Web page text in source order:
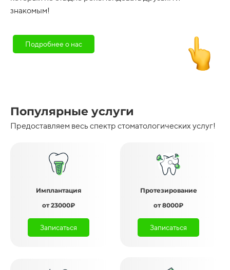
знакомым!
Подробнее о нас
Популярные услуги
Предоставляем весь спектр стоматологических услуг!
Имплантация
от 23000₽
Записаться
Протезирование
от 8000₽
Записаться